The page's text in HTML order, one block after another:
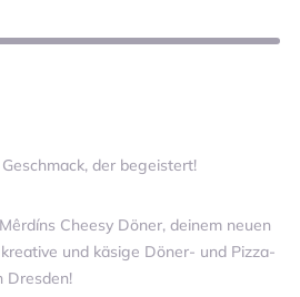
der begeistert!
Cheesy Döner, deinem neuen
und käsige Döner- und Pizza-
Dresden!